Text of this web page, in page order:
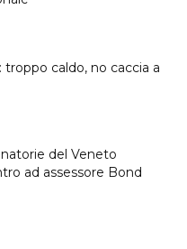
caldo, no caccia a
del Veneto
ad assessore Bond